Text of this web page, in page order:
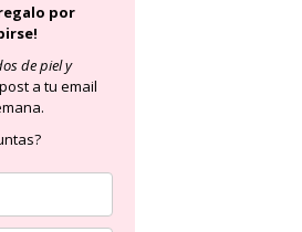
por
de piely
a tu email